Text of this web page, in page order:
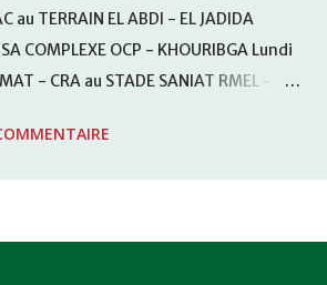
au TERRAIN EL ABDI - EL JADIDA
COMPLEXE OCP - KHOURIBGA Lundi
- CRA au STADE SANIAT RMEL -
2011 15H00 WAF - OCS au